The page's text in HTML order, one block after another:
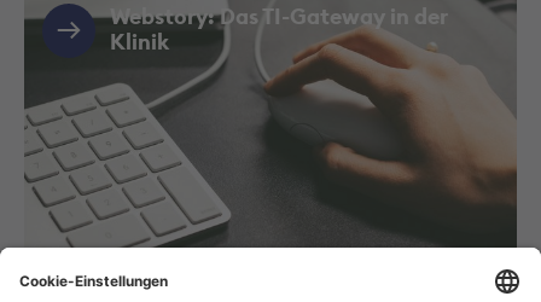
Webstory: Das TI-Gateway in der
Klinik